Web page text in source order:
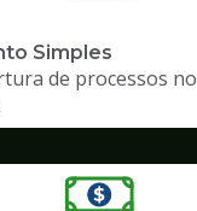
Simples
de processos no